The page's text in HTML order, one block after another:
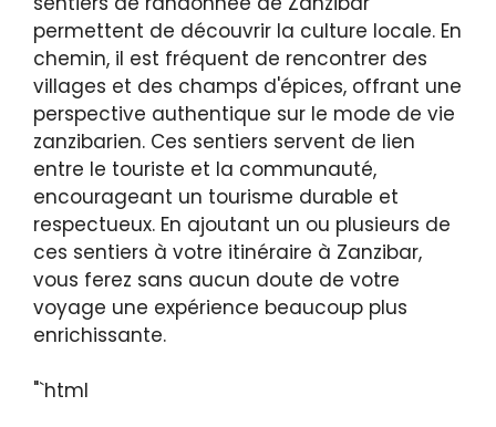
permettent de découvrir la culture locale. En
chemin, il est fréquent de rencontrer des
villages et des champs d'épices, offrant une
perspective authentique sur le mode de vie
zanzibarien. Ces sentiers servent de lien
entre le touriste et la communauté,
encourageant un tourisme durable et
respectueux. En ajoutant un ou plusieurs de
ces sentiers à votre itinéraire à Zanzibar,
vous ferez sans aucun doute de votre
voyage une expérience beaucoup plus
enrichissante.
"`html